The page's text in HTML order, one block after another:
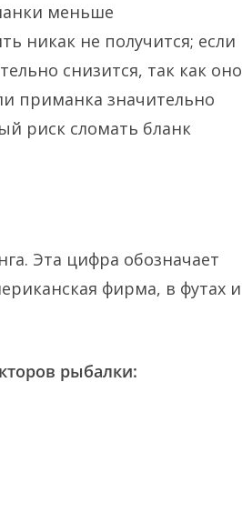
меньше
никак не получится; если
снизится, так как оно
приманка значительно
риск сломать бланк
Эта цифра обозначает
фирма, в футах и
рыбалки: